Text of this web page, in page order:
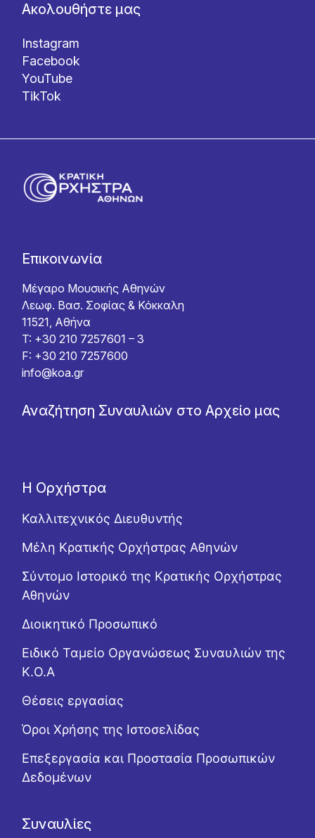
Ακολουθήστε μας
Instagram
Facebook
YouTube
TikTok
Επικοινωνία
Μέγαρο Μουσικής Αθηνών
Λεωφ. Βασ. Σοφίας & Κόκκαλη
11521, Αθήνα
T: +30 210 7257601 – 3
F: +30 210 7257600
info@koa.gr
Αναζήτηση Συναυλιών στο Αρχείο μας
Η Ορχήστρα
Καλλιτεχνικός Διευθυντής
Μέλη Κρατικής Ορχήστρας Αθηνών
Σύντομο Ιστορικό της Κρατικής Ορχήστρας
Αθηνών
Διοικητικό Προσωπικό
Ειδικό Ταμείο Οργανώσεως Συναυλιών της
Κ.Ο.Α
Θέσεις εργασίας
Όροι Χρήσης της Ιστοσελίδας
Επεξεργασία και Προστασία Προσωπικών
Δεδομένων
Συναυλίες